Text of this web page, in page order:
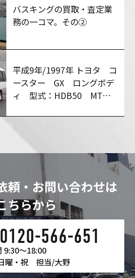
バスキングの買取・査定業
務の一コマ。その②
平成9年/1997年 トヨタ コ
ースター GX ロングボデ
ィ 型式：HDB50 MT６
した！
頼・お問い合わせは
ちらから
566-651
9:30〜18:00
曜・祝 担当/大野